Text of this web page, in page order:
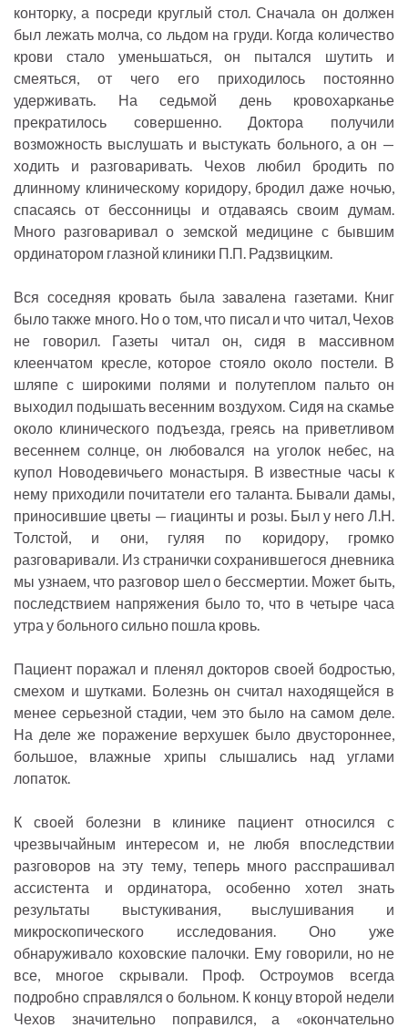
конторку, а посреди круглый стол. Сначала он должен
был лежать молча, со льдом на груди. Когда количество
крови стало уменьшаться, он пытался шутить и
смеяться, от чего его приходилось постоянно
удерживать. На седьмой день кровохарканье
прекратилось совершенно. Доктора получили
возможность выслушать и выстукать больного, а он —
ходить и разговаривать. Чехов любил бродить по
длинному клиническому коридору, бродил даже ночью,
спасаясь от бессонницы и отдаваясь своим думам.
Много разговаривал о земской медицине с бывшим
ординатором глазной клиники П.П. Радзвицким.
Вся соседняя кровать была завалена газетами. Книг
было также много. Но о том, что писал и что читал, Чехов
не говорил. Газеты читал он, сидя в массивном
клеенчатом кресле, которое стояло около постели. В
шляпе с широкими полями и полутеплом пальто он
выходил подышать весенним воздухом. Сидя на скамье
около клинического подъезда, греясь на приветливом
весеннем солнце, он любовался на уголок небес, на
купол Новодевичьего монастыря. В известные часы к
нему приходили почитатели его таланта. Бывали дамы,
приносившие цветы — гиацинты и розы. Был у него Л.Н.
Толстой, и они, гуляя по коридору, громко
разговаривали. Из странички сохранившегося дневника
мы узнаем, что разговор шел о бессмертии. Может быть,
последствием напряжения было то, что в четыре часа
утра у больного сильно пошла кровь.
Пациент поражал и пленял докторов своей бодростью,
смехом и шутками. Болезнь он считал находящейся в
менее серьезной стадии, чем это было на самом деле.
На деле же поражение верхушек было двустороннее,
большое, влажные хрипы слышались над углами
лопаток.
К своей болезни в клинике пациент относился с
чрезвычайным интересом и, не любя впоследствии
разговоров на эту тему, теперь много расспрашивал
ассистента и ординатора, особенно хотел знать
результаты выстукивания, выслушивания и
микроскопического исследования. Оно уже
обнаруживало коховские палочки. Ему говорили, но не
все, многое скрывали. Проф. Остроумов всегда
подробно справлялся о больном. К концу второй недели
Чехов значительно поправился, а «окончательно